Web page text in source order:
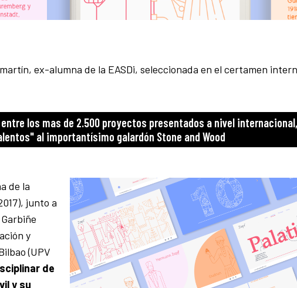
ex-alumna de la EASDi, seleccionada en el certamen
los mas de 2.500 proyectos presentados a nivel internacional,
al importantísimo galardón Stone and Wood
de la
junto a
y
(UPV
de
y su